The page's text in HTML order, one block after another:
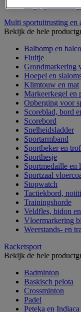
Multi sportuitrusting en
Bekijk de hele
Balbomp en
Fluitje
Grondmarkering
Hoepel en
Klimtouw en mat
Markeerkegel en
Opberging voor
Scoreblad, bord
Scorebord
Snelheidsladder
Sportarmband
Sportbeker en
Sporthesje
Sportmedaille en
Sportzaal
Stopwatch
Tactiekbord,
Trainingshorde
Veldfles, bidon
Vloermarkering
Weerstands- en
Racketsport
Bekijk de hele
Badminton
Baskisch pelota
Crossminton
Padel
Peteka en Indiaca